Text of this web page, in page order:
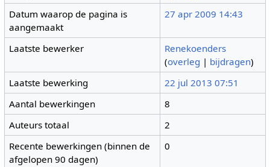
Datum waarop de pagina is
aangemaakt
27 apr 2009 14:43
Laatste bewerker
Renekoenders
(overleg | bijdragen)
Laatste bewerking
22 jul 2013 07:51
Aantal bewerkingen
8
Auteurs totaal
2
Recente bewerkingen (binnen de
afgelopen 90 dagen)
0